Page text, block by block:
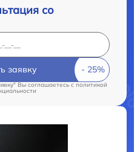
со
заявку
Вы соглашаетесь c политикой